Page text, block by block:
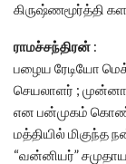
கிருஷ்ணமூர்த்தி
ராமச்சந்திரன் :
பழைய ரேடியோ
செயலாளர் ;
என பன்முகம்
மத்தியில் மிகுந்த
“வன்னியர்”